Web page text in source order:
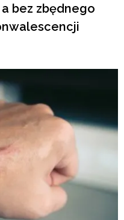
bez zbędnego